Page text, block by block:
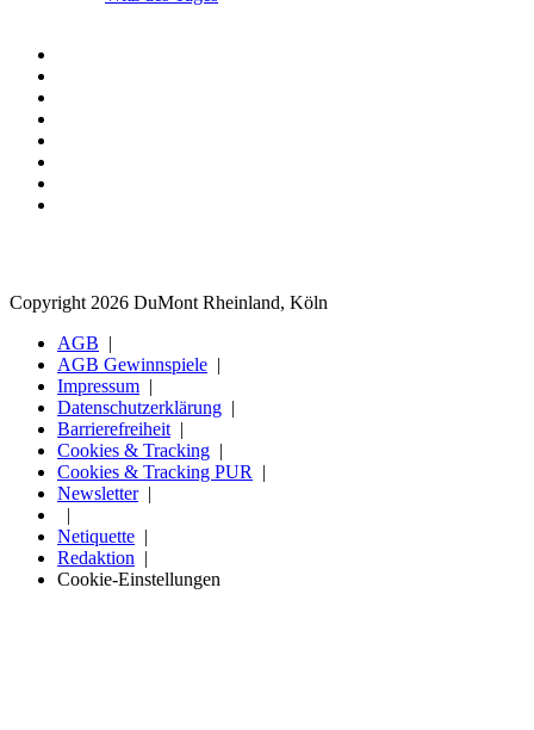
Copyright 2026 DuMont Rheinland, Köln
AGB
AGB Gewinnspiele
Impressum
Datenschutzerklärung
Barrierefreiheit
Cookies & Tracking
Cookies & Tracking PUR
Newsletter
Netiquette
Redaktion
Cookie-Einstellungen